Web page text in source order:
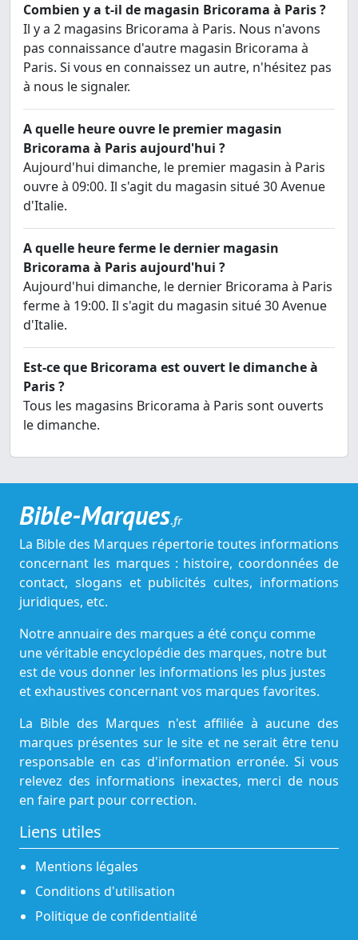
Combien y a t-il de magasin Bricorama à Paris ?
Il y a 2 magasins Bricorama à Paris. Nous n'avons
pas connaissance d'autre magasin Bricorama à
Paris. Si vous en connaissez un autre, n'hésitez pas
à nous le signaler.
A quelle heure ouvre le premier magasin
Bricorama à Paris aujourd'hui ?
Aujourd'hui dimanche, le premier magasin à Paris
ouvre à 09:00. Il s'agit du magasin situé 30 Avenue
d'Italie.
A quelle heure ferme le dernier magasin
Bricorama à Paris aujourd'hui ?
Aujourd'hui dimanche, le dernier Bricorama à Paris
ferme à 19:00. Il s'agit du magasin situé 30 Avenue
d'Italie.
Est-ce que Bricorama est ouvert le dimanche à
Paris ?
Tous les magasins Bricorama à Paris sont ouverts
le dimanche.
Bible-Marques.fr
La Bible des Marques répertorie toutes informations
concernant les marques : histoire, coordonnées de
contact, slogans et publicités cultes, informations
juridiques, etc.
Notre annuaire des marques a été conçu comme
une véritable encyclopédie des marques, notre but
est de vous donner les informations les plus justes
et exhaustives concernant vos marques favorites.
La Bible des Marques n'est affiliée à aucune des
marques présentes sur le site et ne serait être tenu
responsable en cas d'information erronée. Si vous
relevez des informations inexactes, merci de nous
en faire part pour correction.
Liens utiles
Mentions légales
Conditions d'utilisation
Politique de confidentialité